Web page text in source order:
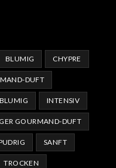
BLUMIG CHYPRE
DUFT
INTENSIV
GOURMAND-DUFT
SANFT
TROCKEN